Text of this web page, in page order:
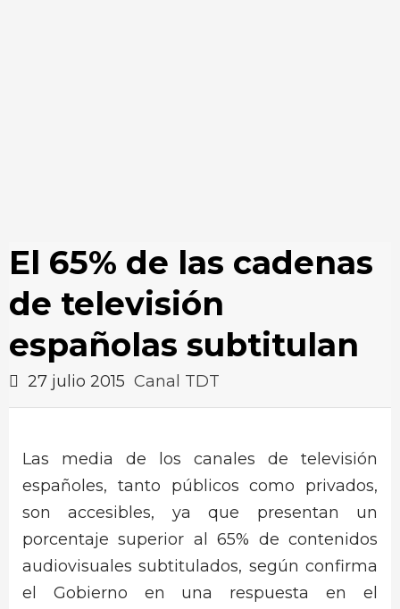
El 65% de las cadenas
de televisión
españolas subtitulan
27 julio 2015 Canal TDT
Las media de los canales de televisión
españoles, tanto públicos como privados,
son accesibles, ya que presentan un
porcentaje superior al 65% de contenidos
audiovisuales subtitulados, según confirma
el Gobierno en una respuesta en el